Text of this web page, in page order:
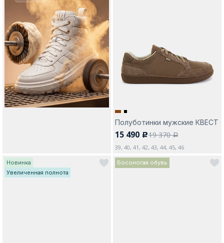
Полуботинки мужские КВЕСТ
15 490 c19 370a
39, 40, 41, 42, 43, 44, 45, 46
Новинка
Увеличенная полнота
Босоногая обувь